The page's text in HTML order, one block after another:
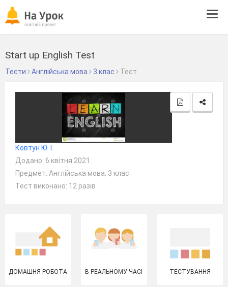
Start up English Test
Тести Англійська мова 3 клас Тест
Ковтун Ю. І.
Додано: 6 квітня 2021
Предмет: Англійська мова, 3 клас
Тест виконано: 12 разів
ДОМАШНЯ РОБОТА В РЕАЛЬНОМУ ЧАСІ ТЕСТУВАННЯ